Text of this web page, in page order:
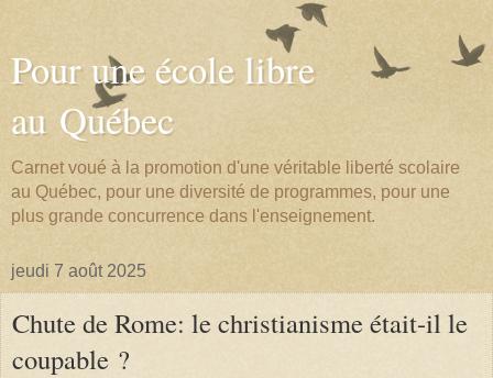
Pour une école libre
au Québec
Carnet voué à la promotion d'une véritable liberté scolaire
au Québec, pour une diversité de programmes, pour une
plus grande concurrence dans l'enseignement.
jeudi 7 août 2025
Chute de Rome: le christianisme était-il le
coupable ?